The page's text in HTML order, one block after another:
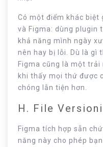
Có một điểm khác biệt
và Figma: dùng plugin
khả năng mình ngày
nên hay bị lỗi. Dù là gì
Figma cũng là một
khi thấy mọi thứ được
chóng lẫn tiện hơn.
H. File
Figma tích hợp sẵn
năng này cho phép